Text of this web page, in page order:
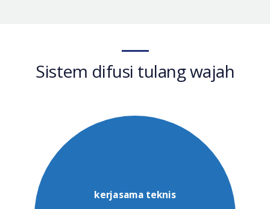
Sistem difusi tulang wajah
kerjasama teknis